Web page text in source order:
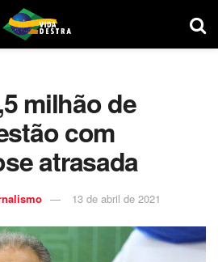
milhão de
com
atrasada
13 de abril de 2021